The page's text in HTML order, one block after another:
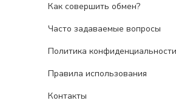
Как совершить обмен?
Часто задаваемые вопросы
Политика конфиденциальности
Правила использования
Контакты